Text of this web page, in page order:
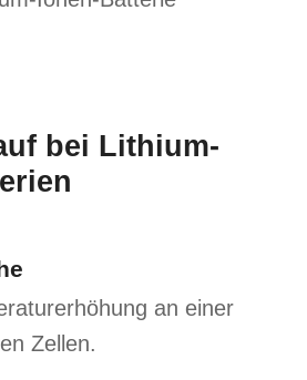
bei Lithium-
an einer
Zellen.